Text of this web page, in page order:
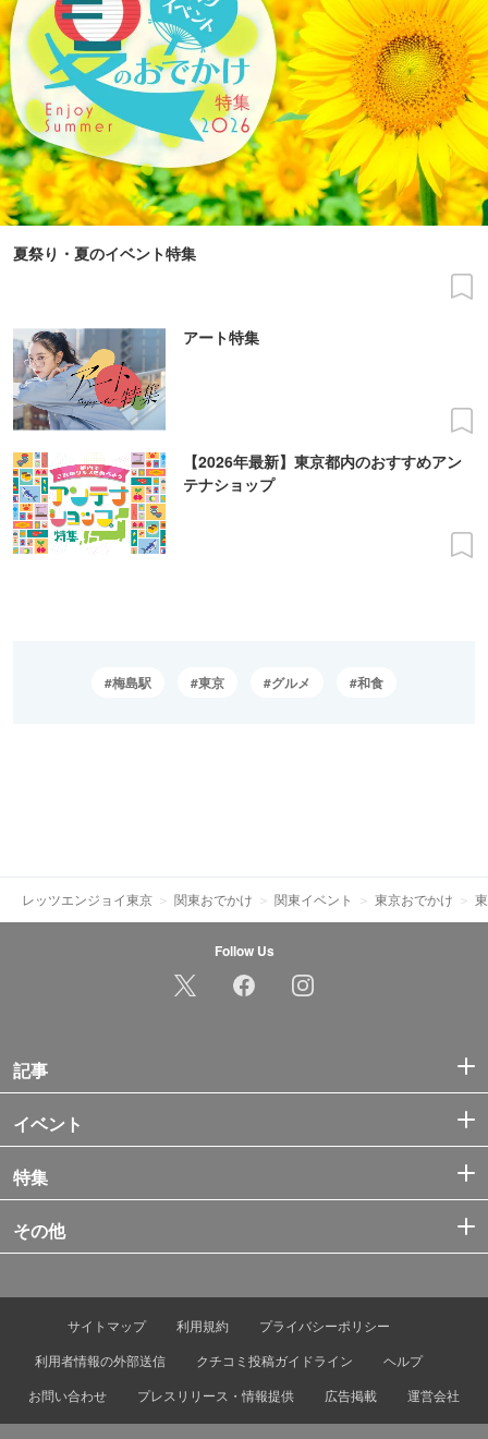
夏祭り・夏のイベント特集
アート特集
【2026年最新】東京都内のおすすめアン
テナショップ
梅島駅 東京 グルメ 和食
レッツエンジョイ東京 関東おでかけ 関東イベント 東京おでかけ
Follow Us
記事
イベント
特集
その他
サイトマップ 利用規約
プライバシーポリシー
利用者情報の外部送信
クチコミ投稿ガイドライン
ヘルプ
お問い合わせ
プレスリリース・情報提供 広告掲載 運営会社